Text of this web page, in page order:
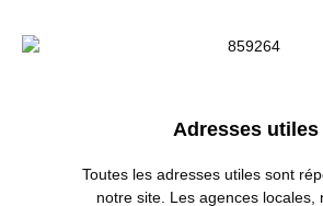
Adresses utiles
Toutes les adresses utiles sont
notre site. Les agences locales,